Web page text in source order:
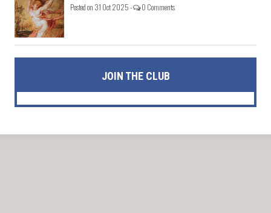
Posted on 31 Oct 2025 - 0 Comments
JOIN THE CLUB